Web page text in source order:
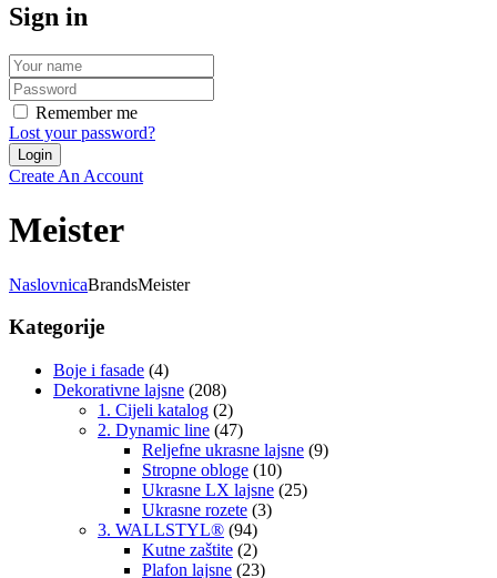
Sign in
Remember me
Lost your password?
Create An Account
Meister
NaslovnicaBrandsMeister
Kategorije
Boje i fasade (4)
Dekorativne lajsne (208)
1. Cijeli katalog (2)
2. Dynamic line (47)
Reljefne ukrasne lajsne (9)
Stropne obloge (10)
Ukrasne LX lajsne (25)
Ukrasne rozete (3)
3. WALLSTYL® (94)
Kutne zaštite (2)
Plafon lajsne (23)